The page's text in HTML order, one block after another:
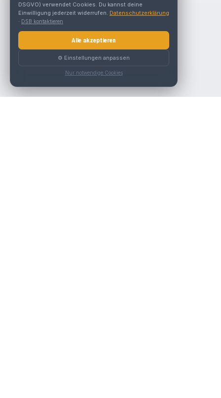
DSGVO) verwendet Cookies. Du kannst deine
Einwilligung jederzeit widerrufen. Datenschutzerklärung
· DSB kontaktieren
Alle akzeptieren
⚙️ Einstellungen anpassen
Nur notwendige Cookies